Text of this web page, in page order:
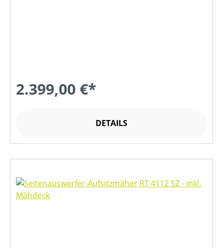
2.399,00 €*
DETAILS